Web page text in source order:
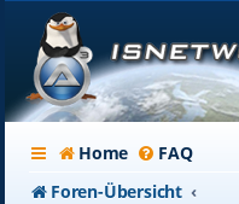
Home FAQ
Foren-Übersicht